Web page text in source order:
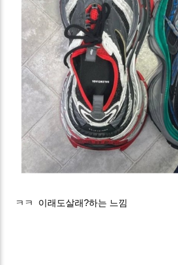
ㅋㅋ 이래도살래?하는 느낌